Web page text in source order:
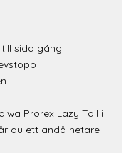
sida gång
Prorex Lazy Tail i
du ett ändå hetare